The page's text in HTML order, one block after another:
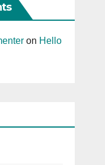
on Hello